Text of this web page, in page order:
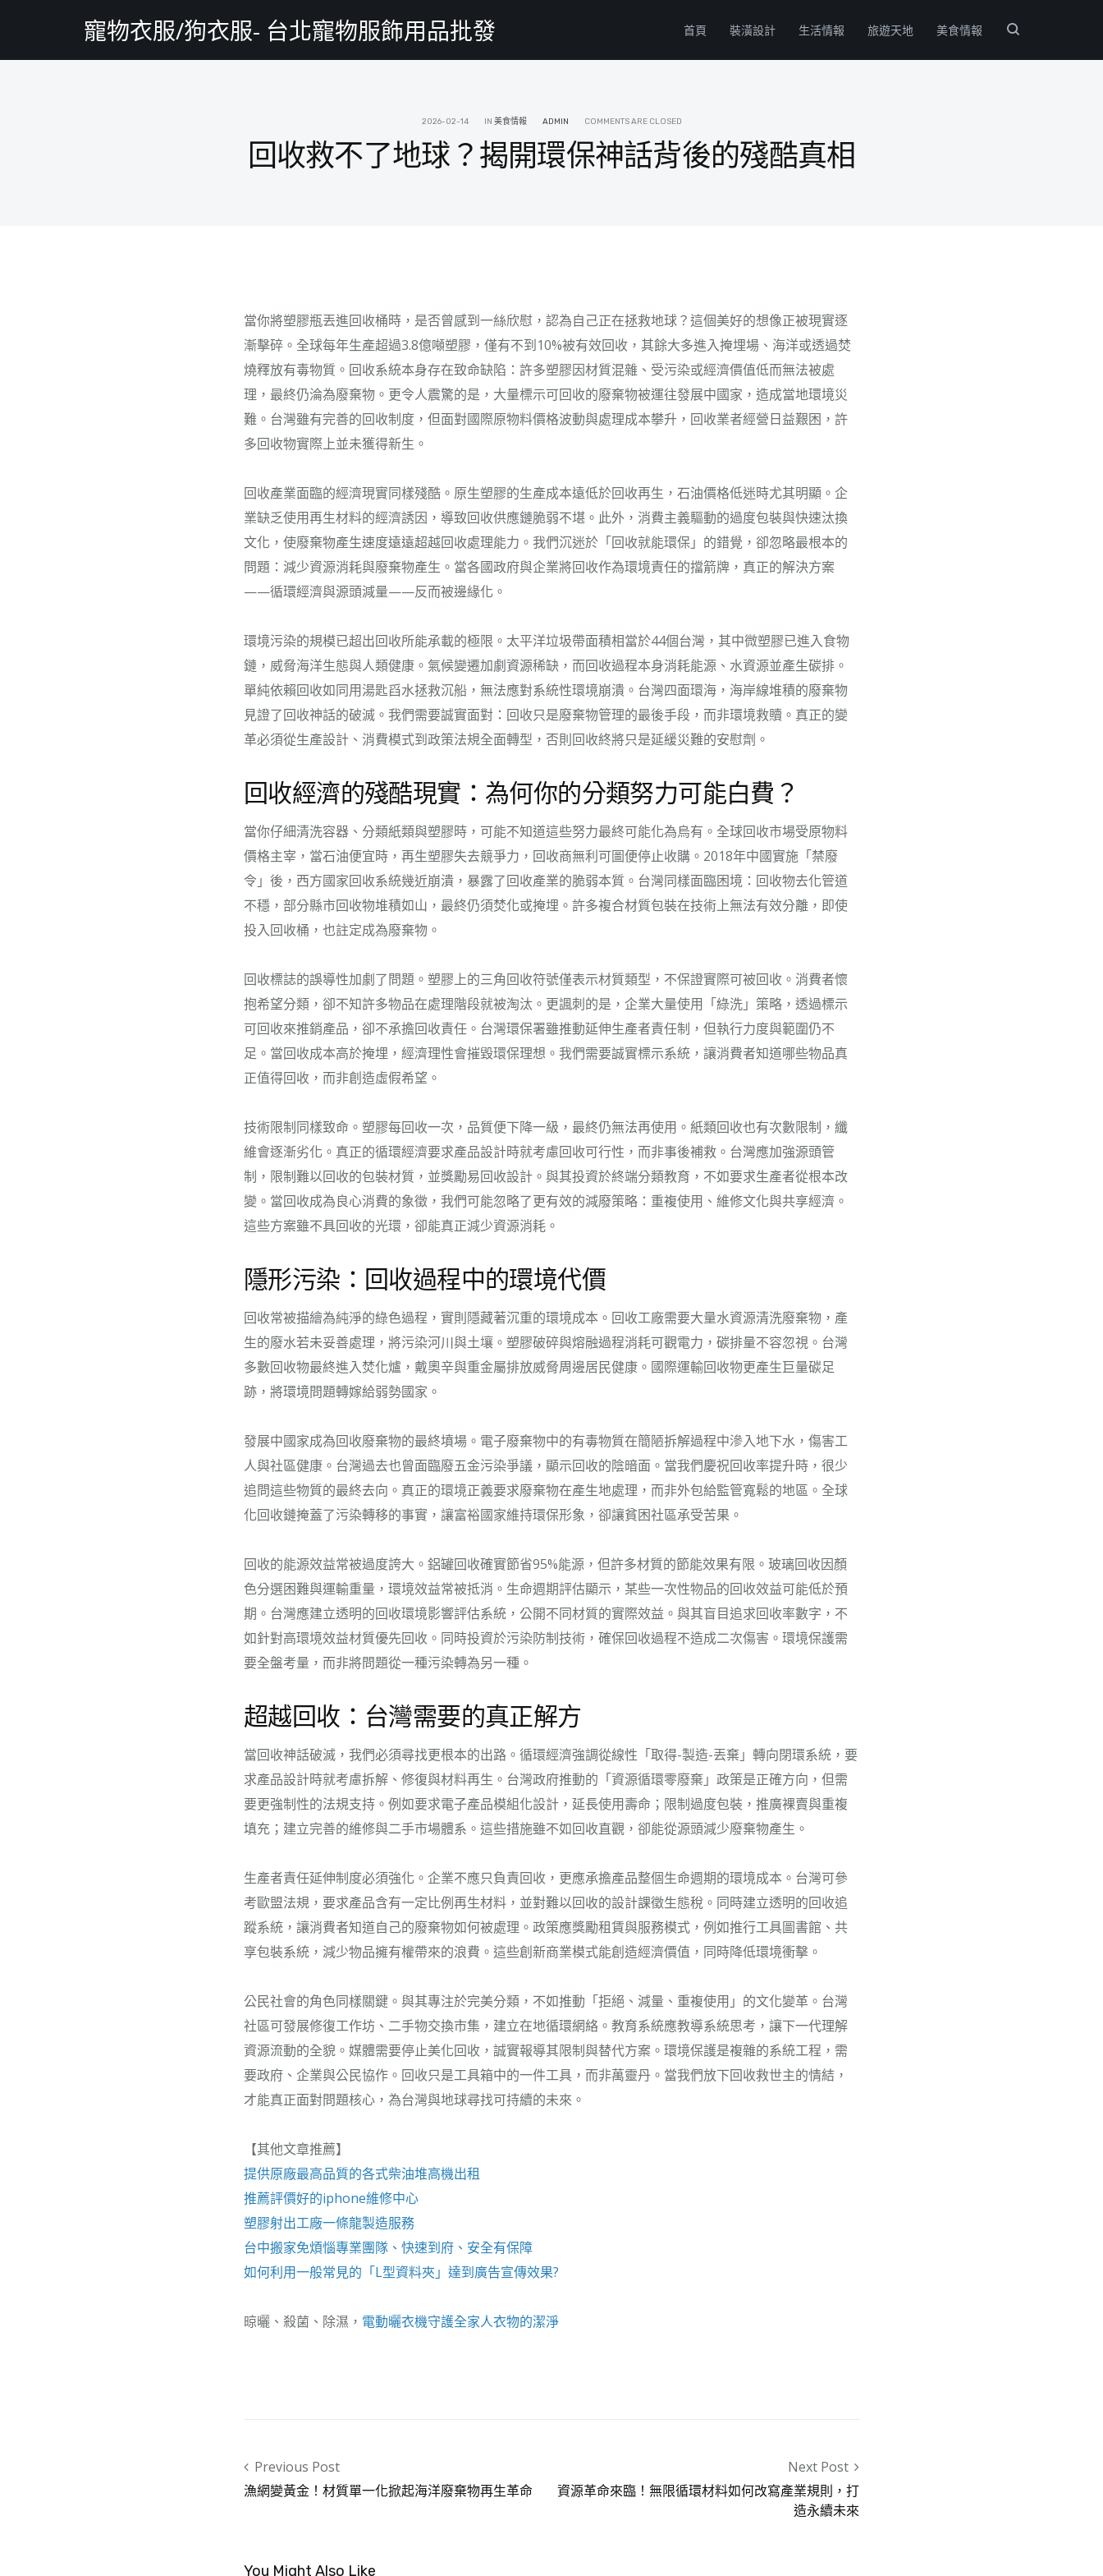
寵物衣服/狗衣服- 台北寵物服飾用品批發 首頁 裝潢設計 生活情報 旅遊天地 美食情報
2026-02-14 IN 美食情報 ADMIN COMMENTS ARE CLOSED
回收救不了地球？揭開環保神話背後的殘酷真相
當你將塑膠瓶丟進回收桶時，是否曾感到一絲欣慰，認為自己正在拯救地球？這個美好的想像正被現實逐
漸擊碎。全球每年生產超過3.8億噸塑膠，僅有不到10%被有效回收，其餘大多進入掩埋場、海洋或透過焚
燒釋放有毒物質。回收系統本身存在致命缺陷：許多塑膠因材質混雜、受污染或經濟價值低而無法被處
理，最終仍淪為廢棄物。更令人震驚的是，大量標示可回收的廢棄物被運往發展中國家，造成當地環境災
難。台灣雖有完善的回收制度，但面對國際原物料價格波動與處理成本攀升，回收業者經營日益艱困，許
多回收物實際上並未獲得新生。
回收產業面臨的經濟現實同樣殘酷。原生塑膠的生產成本遠低於回收再生，石油價格低迷時尤其明顯。企
業缺乏使用再生材料的經濟誘因，導致回收供應鏈脆弱不堪。此外，消費主義驅動的過度包裝與快速汰換
文化，使廢棄物產生速度遠遠超越回收處理能力。我們沉迷於「回收就能環保」的錯覺，卻忽略最根本的
問題：減少資源消耗與廢棄物產生。當各國政府與企業將回收作為環境責任的擋箭牌，真正的解決方案
——循環經濟與源頭減量——反而被邊緣化。
環境污染的規模已超出回收所能承載的極限。太平洋垃圾帶面積相當於44個台灣，其中微塑膠已進入食物
鏈，威脅海洋生態與人類健康。氣候變遷加劇資源稀缺，而回收過程本身消耗能源、水資源並產生碳排。
單純依賴回收如同用湯匙舀水拯救沉船，無法應對系統性環境崩潰。台灣四面環海，海岸線堆積的廢棄物
見證了回收神話的破滅。我們需要誠實面對：回收只是廢棄物管理的最後手段，而非環境救贖。真正的變
革必須從生產設計、消費模式到政策法規全面轉型，否則回收終將只是延緩災難的安慰劑。
回收經濟的殘酷現實：為何你的分類努力可能白費？
當你仔細清洗容器、分類紙類與塑膠時，可能不知道這些努力最終可能化為烏有。全球回收市場受原物料
價格主宰，當石油便宜時，再生塑膠失去競爭力，回收商無利可圖便停止收購。2018年中國實施「禁廢
令」後，西方國家回收系統幾近崩潰，暴露了回收產業的脆弱本質。台灣同樣面臨困境：回收物去化管道
不穩，部分縣市回收物堆積如山，最終仍須焚化或掩埋。許多複合材質包裝在技術上無法有效分離，即使
投入回收桶，也註定成為廢棄物。
回收標誌的誤導性加劇了問題。塑膠上的三角回收符號僅表示材質類型，不保證實際可被回收。消費者懷
抱希望分類，卻不知許多物品在處理階段就被淘汰。更諷刺的是，企業大量使用「綠洗」策略，透過標示
可回收來推銷產品，卻不承擔回收責任。台灣環保署雖推動延伸生產者責任制，但執行力度與範圍仍不
足。當回收成本高於掩埋，經濟理性會摧毀環保理想。我們需要誠實標示系統，讓消費者知道哪些物品真
正值得回收，而非創造虛假希望。
技術限制同樣致命。塑膠每回收一次，品質便下降一級，最終仍無法再使用。紙類回收也有次數限制，纖
維會逐漸劣化。真正的循環經濟要求產品設計時就考慮回收可行性，而非事後補救。台灣應加強源頭管
制，限制難以回收的包裝材質，並獎勵易回收設計。與其投資於終端分類教育，不如要求生產者從根本改
變。當回收成為良心消費的象徵，我們可能忽略了更有效的減廢策略：重複使用、維修文化與共享經濟。
這些方案雖不具回收的光環，卻能真正減少資源消耗。
隱形污染：回收過程中的環境代價
回收常被描繪為純淨的綠色過程，實則隱藏著沉重的環境成本。回收工廠需要大量水資源清洗廢棄物，產
生的廢水若未妥善處理，將污染河川與土壤。塑膠破碎與熔融過程消耗可觀電力，碳排量不容忽視。台灣
多數回收物最終進入焚化爐，戴奧辛與重金屬排放威脅周邊居民健康。國際運輸回收物更產生巨量碳足
跡，將環境問題轉嫁給弱勢國家。
發展中國家成為回收廢棄物的最終墳場。電子廢棄物中的有毒物質在簡陋拆解過程中滲入地下水，傷害工
人與社區健康。台灣過去也曾面臨廢五金污染爭議，顯示回收的陰暗面。當我們慶祝回收率提升時，很少
追問這些物質的最終去向。真正的環境正義要求廢棄物在產生地處理，而非外包給監管寬鬆的地區。全球
化回收鏈掩蓋了污染轉移的事實，讓富裕國家維持環保形象，卻讓貧困社區承受苦果。
回收的能源效益常被過度誇大。鋁罐回收確實節省95%能源，但許多材質的節能效果有限。玻璃回收因顏
色分選困難與運輸重量，環境效益常被抵消。生命週期評估顯示，某些一次性物品的回收效益可能低於預
期。台灣應建立透明的回收環境影響評估系統，公開不同材質的實際效益。與其盲目追求回收率數字，不
如針對高環境效益材質優先回收。同時投資於污染防制技術，確保回收過程不造成二次傷害。環境保護需
要全盤考量，而非將問題從一種污染轉為另一種。
超越回收：台灣需要的真正解方
當回收神話破滅，我們必須尋找更根本的出路。循環經濟強調從線性「取得-製造-丟棄」轉向閉環系統，要
求產品設計時就考慮拆解、修復與材料再生。台灣政府推動的「資源循環零廢棄」政策是正確方向，但需
要更強制性的法規支持。例如要求電子產品模組化設計，延長使用壽命；限制過度包裝，推廣裸賣與重複
填充；建立完善的維修與二手市場體系。這些措施雖不如回收直觀，卻能從源頭減少廢棄物產生。
生產者責任延伸制度必須強化。企業不應只負責回收，更應承擔產品整個生命週期的環境成本。台灣可參
考歐盟法規，要求產品含有一定比例再生材料，並對難以回收的設計課徵生態稅。同時建立透明的回收追
蹤系統，讓消費者知道自己的廢棄物如何被處理。政策應獎勵租賃與服務模式，例如推行工具圖書館、共
享包裝系統，減少物品擁有權帶來的浪費。這些創新商業模式能創造經濟價值，同時降低環境衝擊。
公民社會的角色同樣關鍵。與其專注於完美分類，不如推動「拒絕、減量、重複使用」的文化變革。台灣
社區可發展修復工作坊、二手物交換市集，建立在地循環網絡。教育系統應教導系統思考，讓下一代理解
資源流動的全貌。媒體需要停止美化回收，誠實報導其限制與替代方案。環境保護是複雜的系統工程，需
要政府、企業與公民協作。回收只是工具箱中的一件工具，而非萬靈丹。當我們放下回收救世主的情結，
才能真正面對問題核心，為台灣與地球尋找可持續的未來。
【其他文章推薦】
提供原廠最高品質的各式柴油堆高機出租
推薦評價好的iphone維修中心
塑膠射出工廠一條龍製造服務
台中搬家免煩惱專業團隊、快速到府、安全有保障
如何利用一般常見的「L型資料夾」達到廣告宣傳效果?
晾曬、殺菌、除濕， 電動曬衣機守護全家人衣物的潔淨
Post navigation
Previous Post
漁網變黃金！材質單一化掀起海洋廢棄物再生革命
Next Post
資源革命來臨！無限循環材料如何改寫產業規則，打
造永續未來
You Might Also Like